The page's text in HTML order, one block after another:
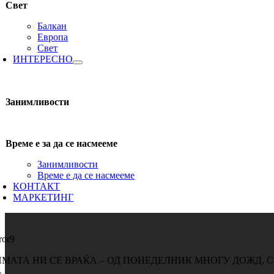
Свет
Балкан
Европа
Свет
ИНТЕРЕСНО
Занимливости
Време е за да се насмееме
Занимливости
Време е да се насмееме
КОНТАКТ
МАРКЕТИНГ
НИ СЕ ВРАЌА – ОД ПОНЕДЕЛНИК МНОГУ ДОЖД,